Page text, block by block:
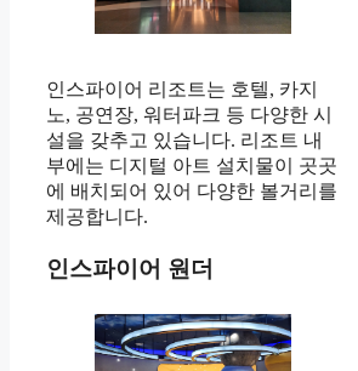
인스파이어 리조트는 호텔, 카지
노, 공연장, 워터파크 등 다양한 시
설을 갖추고 있습니다. 리조트 내
부에는 디지털 아트 설치물이 곳곳
에 배치되어 있어 다양한 볼거리를
제공합니다.
인스파이어 원더